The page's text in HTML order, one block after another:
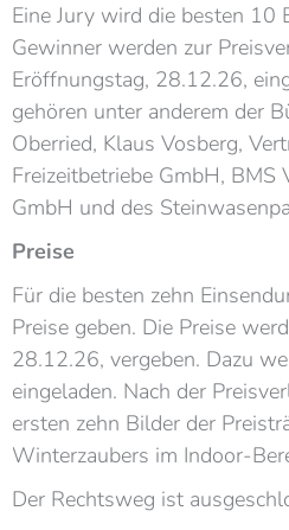
Eine Jury wird die besten 10
Gewinner werden zur
Eröffnungstag, 28.12.26,
gehören unter anderem der
Oberried, Klaus Vosberg,
Freizeitbetriebe GmbH, BMS
GmbH und des
Preise
Für die besten zehn
Preise geben. Die Preise
28.12.26, vergeben. Dazu
eingeladen. Nach der
ersten zehn Bilder der
Winterzaubers im Indoor-
Der Rechtsweg ist